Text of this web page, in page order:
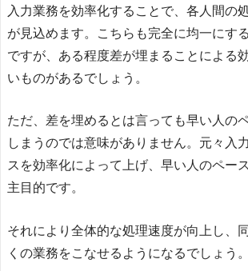
入力業務を効率化することで、各人間の
が見込めます。こちらも完全に均一にす
ですが、ある程度差が埋まることによる
いものがあるでしょう。
ただ、差を埋めるとは言っても早い人の
しまうのでは意味がありません。元々入
スを効率化によって上げ、早い人のペー
主目的です。
それにより全体的な処理速度が向上し、
くの業務をこなせるようになるでしょう。